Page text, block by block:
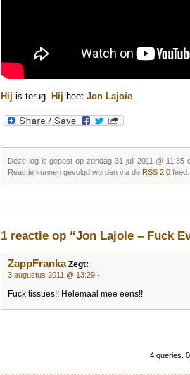
Hij is terug. Hij heet Jon Lajoie
Deze log is gepost op zondag 31 juli 2011 @
Reactie kunnen gevolgd worden via de RSS 2.0
1 reactie op “Jon Lajoie – Fuck
ZappFrankaZegt:
3 augustus 2011 @ 13:29 -
Fuck tissues!! Helemaal mee eens!!
4 queries.